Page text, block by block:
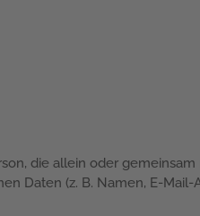
die allein oder
Daten (z. B. Namen, E-Mail-